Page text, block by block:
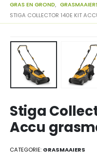
GRAS EN GROND,
STIGA COLLECTOR 140E KIT
Stiga
Accu
CATEGORIE: GRASMAAIERS